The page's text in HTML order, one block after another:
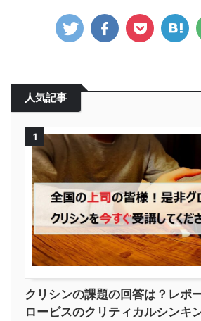
人気記事
1
クリシンの課題の回答は？レポ
ロービスのクリティカルシンキ